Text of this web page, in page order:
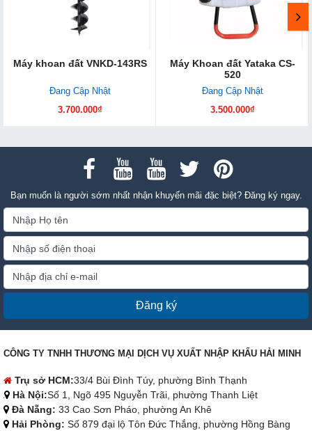
Máy khoan đất VNKD-143RS
Đang Cập Nhật
3.700.000₫
Máy Khoan đất Yataka CS-
520
Đang Cập Nhật
3.500.000₫
Bạn muốn là người sớm nhất nhận khuyến mãi đặc biệt? Đăng ký ngay.
Đăng ký
CÔNG TY TNHH THƯƠNG MẠI DỊCH VỤ XUẤT NHẬP KHẨU HẢI MINH
Trụ sở HCM:33/4 Bùi Đình Túy, phường Bình Thạnh
Hà Nội:Số 1, Ngõ 495 Nguyễn Trãi, phường Thanh Liệt
Đà Nẵng: 33 Cao Sơn Pháo, phường An Khê
Hải Phòng: Số 879 đại lộ Tôn Đức Thắng, phường Hồng Bàng